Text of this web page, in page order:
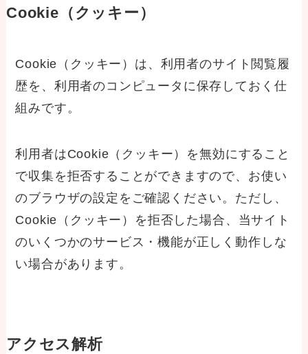
Cookie（クッキー）
Cookie（クッキー）は、利用者のサイト閲覧履
歴を、利用者のコンピュータに保存しておく仕
組みです。
利用者はCookie（クッキー）を無効にすること
で収集を拒否することができますので、お使い
のブラウザの設定をご確認ください。ただし、
Cookie（クッキー）を拒否した場合、当サイト
のいくつかのサービス・機能が正しく動作しな
い場合があります。
アクセス解析